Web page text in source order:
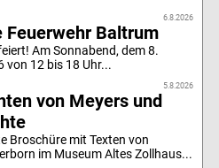
6.8.2026
Feuerwehr Baltrum
Am Sonnabend, dem 8.
von 12 bis 18 Uhr...
5.8.2026
von Meyers und
Broschüre mit Texten von
im Museum Altes Zollhaus...